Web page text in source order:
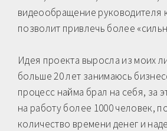
видеообращение руководителя
позволит привлечь более
Идея проекта выросла из моих
больше 20 лет занимаюсь
процесс найма брал на себя, за
на работу более 1000 человек,
количество времени денег и